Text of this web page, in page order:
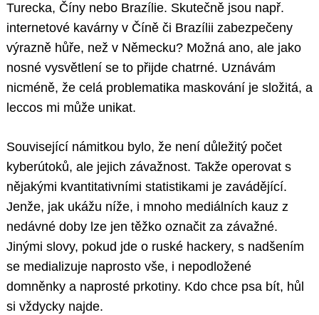
Turecka, Číny nebo Brazílie. Skutečně jsou např.
internetové kavárny v Číně či Brazílii zabezpečeny
výrazně hůře, než v Německu? Možná ano, ale jako
nosné vysvětlení se to přijde chatrné. Uznávám
nicméně, že celá problematika maskování je složitá, a
leccos mi může unikat.
Související námitkou bylo, že není důležitý počet
kyberútoků, ale jejich závažnost. Takže operovat s
nějakými kvantitativními statistikami je zavádějící.
Jenže, jak ukážu níže, i mnoho mediálních kauz z
nedávné doby lze jen těžko označit za závažné.
Jinými slovy, pokud jde o ruské hackery, s nadšením
se medializuje naprosto vše, i nepodložené
domněnky a naprosté prkotiny. Kdo chce psa bít, hůl
si vždycky najde.